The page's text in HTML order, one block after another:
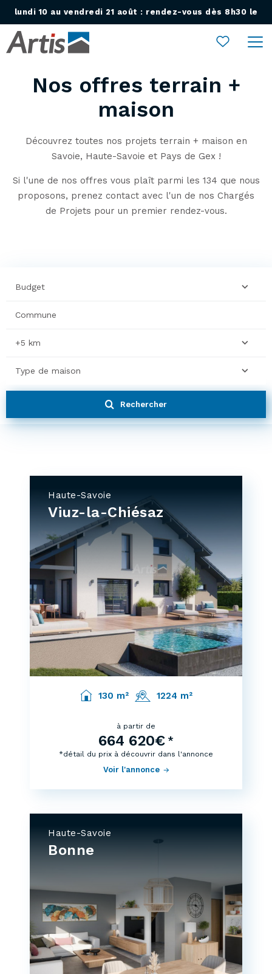
lundi 10 au vendredi 21 août : rendez-vous dès 8h30 le
Ouvrir le menu
Nos offres terrain +
maison
Découvrez toutes nos projets terrain + maison en
Savoie, Haute-Savoie et Pays de Gex !
Si l'une de nos offres vous plaît parmi les 134 que nous
proposons, prenez contact avec l'un de nos Chargés
de Projets pour un premier rendez-vous.
Budget
+5 km
Type de maison
Rechercher
Haute-Savoie
Viuz-la-Chiésaz
130 m² 1224 m²
à partir de
664 620€ *
Voir l'annonce
*détail du prix à découvrir dans l'annonce
Haute-Savoie
Bonne